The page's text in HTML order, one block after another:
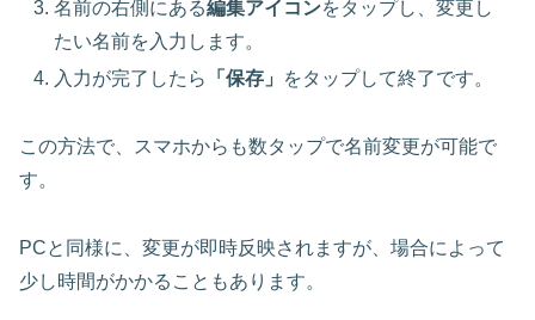
名前の右側にある編集アイコンをタップし、変更し
たい名前を入力します。
入力が完了したら
「保存」 をタップして終了です。
この方法で、スマホからも数タップで名前変更が可能で
す。
PCと同様に、変更が即時反映されますが、場合によって
少し時間がかかることもあります。